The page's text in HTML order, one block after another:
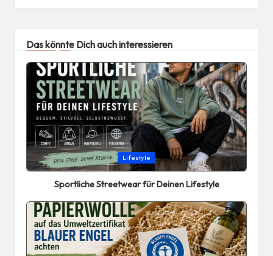
Das könnte Dich auch interessieren
Posted
in
Lifestyle
Sportliche Streetwear für Deinen Lifestyle